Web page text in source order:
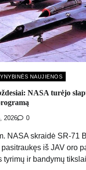
NAUJIENOS
NASA turėjo
2026 0
NASA skraidė SR-71
iš JAV oro
tyrimų ir bandymų